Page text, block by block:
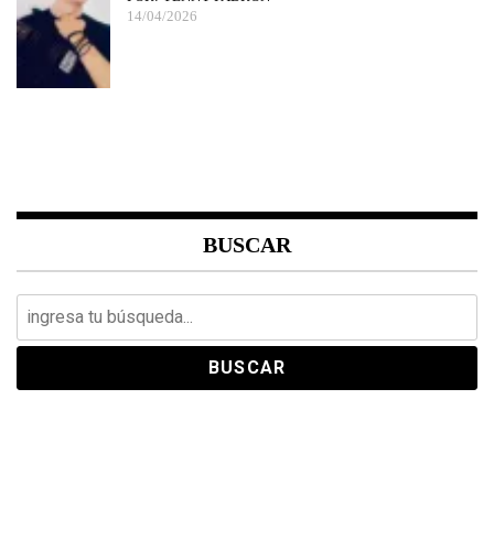
14/04/2026
BUSCAR
Search
for: